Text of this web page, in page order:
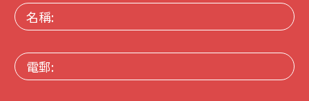
名
稱:
電
郵: